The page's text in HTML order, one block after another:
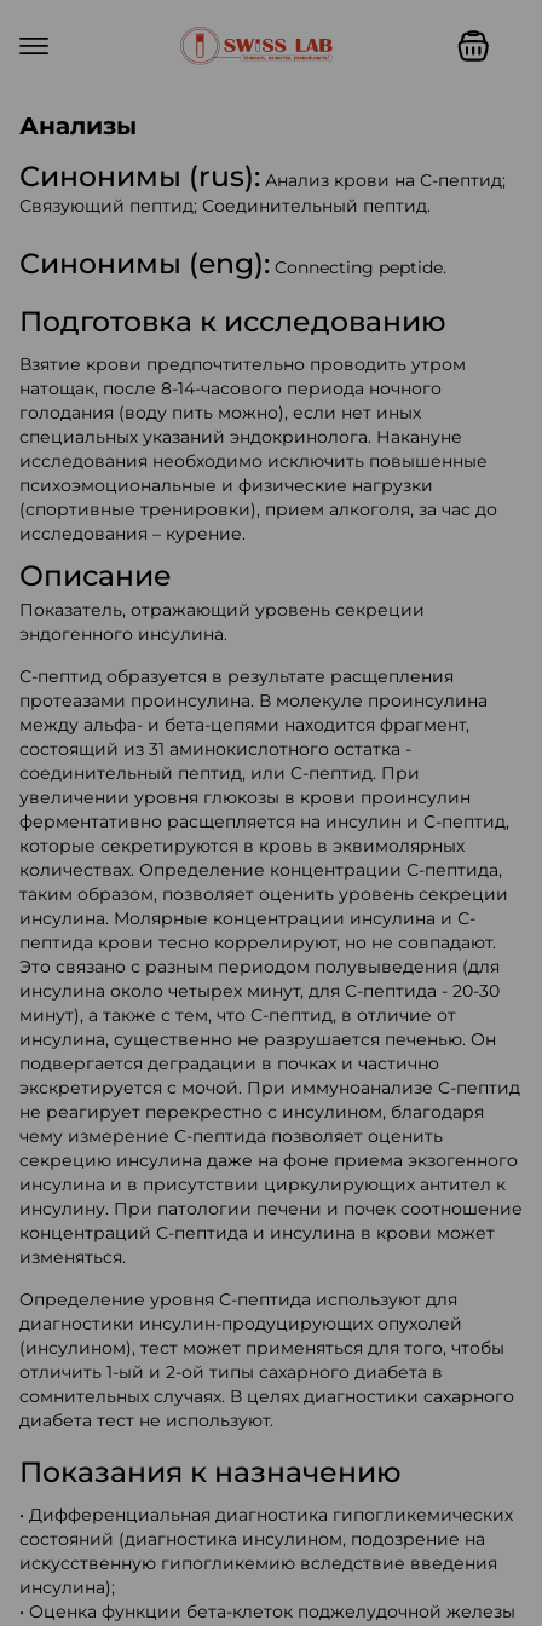
Анализы
Синонимы (rus): Анализ крови на С-пептид;
Связующий пептид; Соединительный пептид.
Синонимы (eng): Connecting peptide.
Подготовка к исследованию
Взятие крови предпочтительно проводить утром
натощак, после 8-14-часового периода ночного
голодания (воду пить можно), если нет иных
специальных указаний эндокринолога. Накануне
исследования необходимо исключить повышенные
психоэмоциональные и физические нагрузки
(спортивные тренировки), прием алкоголя, за час до
исследования – курение.
Описание
Показатель, отражающий уровень секреции
эндогенного инсулина.
С-пептид образуется в результате расщепления
протеазами проинсулина. В молекуле проинсулина
между альфа- и бета-цепями находится фрагмент,
состоящий из 31 аминокислотного остатка -
соединительный пептид, или C-пептид. При
увеличении уровня глюкозы в крови проинсулин
ферментативно расщепляется на инсулин и С-пептид,
которые секретируются в кровь в эквимолярных
количествах. Определение концентрации С-пептида,
таким образом, позволяет оценить уровень секреции
инсулина. Молярные концентрации инсулина и С-
пептида крови тесно коррелируют, но не совпадают.
Это связано с разным периодом полувыведения (для
инсулина около четырех минут, для С-пептида - 20-30
минут), а также с тем, что С-пептид, в отличие от
инсулина, существенно не разрушается печенью. Он
подвергается деградации в почках и частично
экскретируется с мочой. При иммуноанализе С-пептид
не реагирует перекрестно с инсулином, благодаря
чему измерение С-пептида позволяет оценить
секрецию инсулина даже на фоне приема экзогенного
инсулина и в присутствии циркулирующих антител к
инсулину. При патологии печени и почек соотношение
концентраций С-пептида и инсулина в крови может
изменяться.
Определение уровня С-пептида используют для
диагностики инсулин-продуцирующих опухолей
(инсулином), тест может применяться для того, чтобы
отличить 1-ый и 2-ой типы сахарного диабета в
сомнительных случаях. В целях диагностики сахарного
диабета тест не используют.
Показания к назначению
• Дифференциальная диагностика гипогликемических
состояний (диагностика инсулином, подозрение на
искусственную гипогликемию вследствие введения
инсулина);
• Оценка функции бета-клеток поджелудочной железы